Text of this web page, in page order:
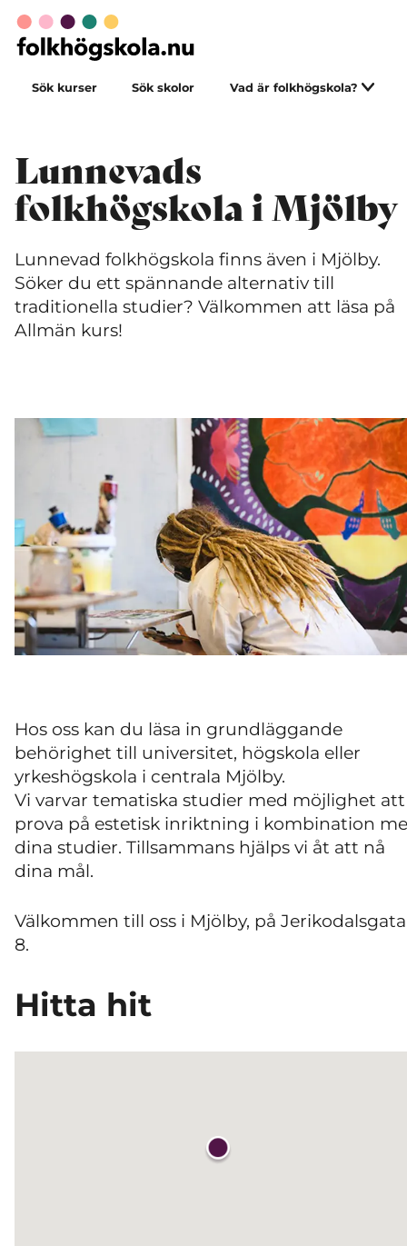
Sök kurser Sök skolor Vad är folkhögskola?
Lunnevads
folkhögskola i Mjölby
Lunnevad folkhögskola finns även i Mjölby.
Söker du ett spännande alternativ till
traditionella studier? Välkommen att läsa på
Allmän kurs!
Hos oss kan du läsa in grundläggande
behörighet till universitet, högskola eller
yrkeshögskola i centrala Mjölby.
Vi varvar tematiska studier med möjlighet att
prova på estetisk inriktning i kombination
dina studier. Tillsammans hjälps vi åt att nå
dina mål.
Välkommen till oss i Mjölby, på
8.
Hitta hit